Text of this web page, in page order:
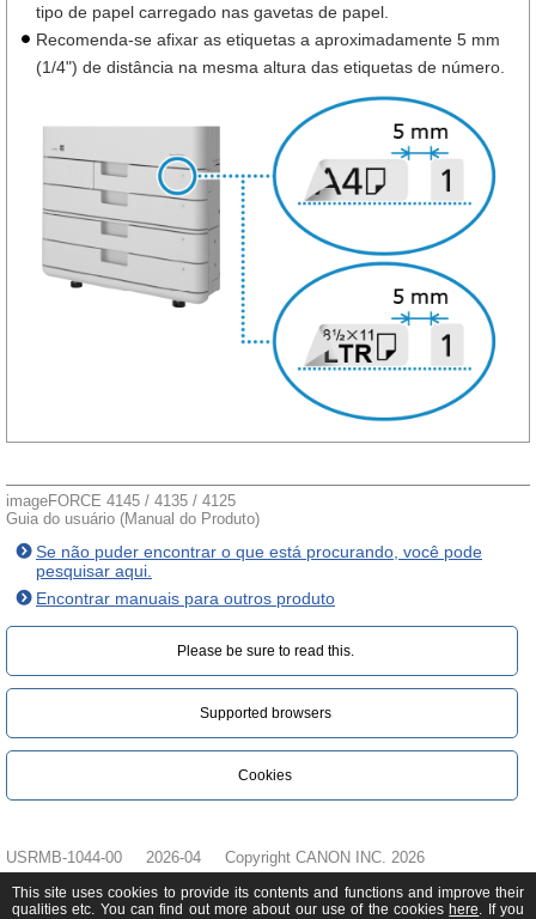
tipo de papel carregado nas gavetas de papel.
Recomenda-se afixar as etiquetas a aproximadamente 5 mm
(1/4") de distância na mesma altura das etiquetas de número.
imageFORCE 4145 / 4135 / 4125
Guia do usuário (Manual do Produto)
Se não puder encontrar o que está procurando, você pode
pesquisar aqui.
Encontrar manuais para outros produto
Please be sure to read this.‎
Supported browsers
Cookies
USRMB-1044-00 2026-04 Copyright CANON INC. 2026
This site uses cookies to provide its contents and functions and improve their
qualities etc. You can find out more about our use of the cookies here. If you